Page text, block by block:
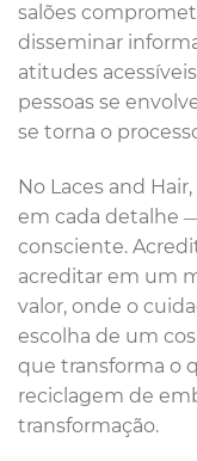
salões
disseminar
atitudes
pessoas se
se torna o
No Laces and
em cada detalhe
consciente.
acreditar em um
valor, onde o
escolha de um
que transforma o
reciclagem de
transformação.